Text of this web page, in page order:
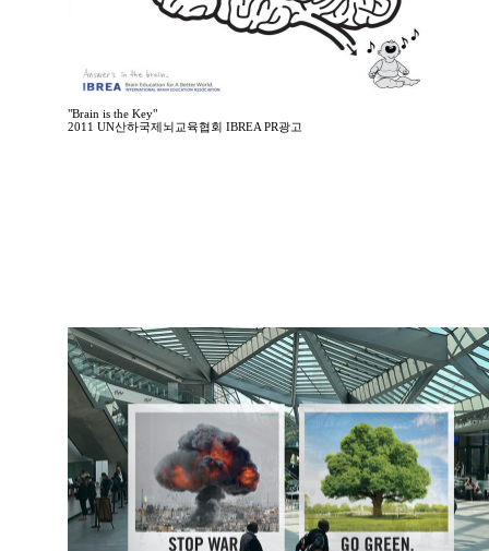
"Brain is the Key"
2011 UN산하국제뇌교육협회 IBREA PR광고